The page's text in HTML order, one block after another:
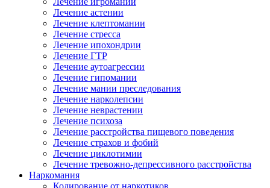
Лечение астении
Лечение клептомании
Лечение стресса
Лечение ипохондрии
Лечение ГТР
Лечение аутоагрессии
Лечение гипомании
Лечение мании преследования
Лечение нарколепсии
Лечение неврастении
Лечение психоза
Лечение расстройства пищевого поведения
Лечение страхов и фобий
Лечение циклотимии
Лечение тревожно-депрессивного расстройства
Наркомания
Кодирование от наркотиков